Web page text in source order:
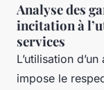
Analyse des
incitation à
services
L’utilisation
impose le